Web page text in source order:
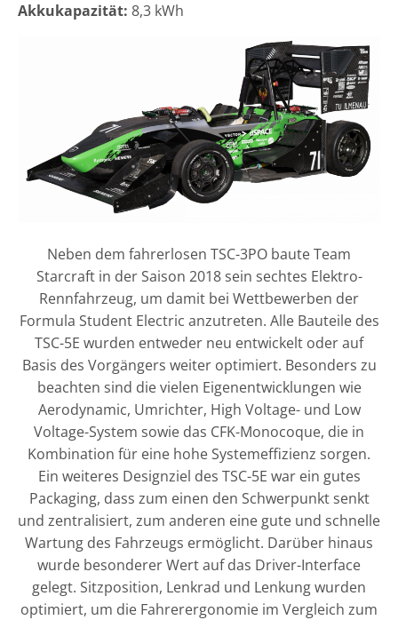
Akkukapazität: 8,3 kWh
Neben dem fahrerlosen TSC-3PO baute Team
Starcraft in der Saison 2018 sein sechtes Elektro-
Rennfahrzeug, um damit bei Wettbewerben der
Formula Student Electric anzutreten. Alle Bauteile des
TSC-5E wurden entweder neu entwickelt oder auf
Basis des Vorgängers weiter optimiert. Besonders zu
beachten sind die vielen Eigenentwicklungen wie
Aerodynamic, Umrichter, High Voltage- und Low
Voltage-System sowie das CFK-Monocoque, die in
Kombination für eine hohe Systemeffizienz sorgen.
Ein weiteres Designziel des TSC-5E war ein gutes
Packaging, dass zum einen den Schwerpunkt senkt
und zentralisiert, zum anderen eine gute und schnelle
Wartung des Fahrzeugs ermöglicht. Darüber hinaus
wurde besonderer Wert auf das Driver-Interface
gelegt. Sitzposition, Lenkrad und Lenkung wurden
optimiert, um die Fahrerergonomie im Vergleich zum